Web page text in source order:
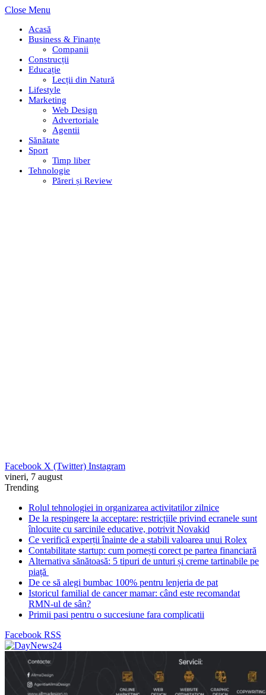
Close Menu
Acasă
Business & Finanțe
Companii
Construcții
Educație
Lecții din Natură
Lifestyle
Marketing
Web Design
Advertoriale
Agentii
Sănătate
Sport
Timp liber
Tehnologie
Păreri și Review
Facebook X (Twitter) Instagram
vineri, 7 august
Trending
Rolul tehnologiei in organizarea activitatilor zilnice
De la respingere la acceptare: restricțiile privind ecranele sunt
înlocuite cu sarcinile educative, potrivit Novakid
Ce verifică experții înainte de a stabili valoarea unui Rolex
Contabilitate startup: cum pornești corect pe partea financiară
Alternativa sănătoasă: 5 tipuri de unturi și creme tartinabile pe
piață
De ce să alegi bumbac 100% pentru lenjeria de pat
Istoricul familial de cancer mamar: când este recomandat
RMN-ul de sân?
Primii pasi pentru o succesiune fara complicatii
Facebook RSS